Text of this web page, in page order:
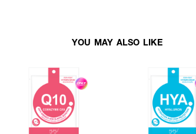
YOU MAY ALSO LIKE